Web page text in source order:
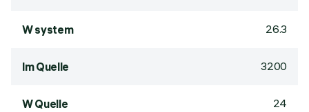
W system 26.3
lm Quelle 3200
W Quelle 24